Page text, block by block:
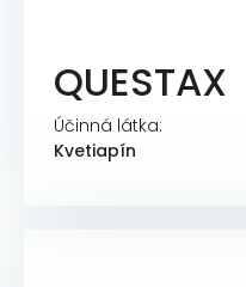
QUESTAX
Účinná látka:
Kvetiapín